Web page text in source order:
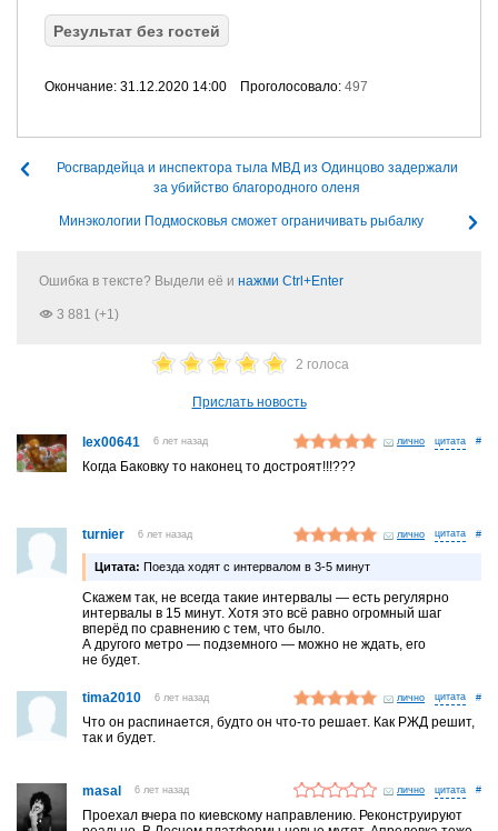
Результат без гостей
Окончание: 31.12.2020 14:00 Проголосовало: 497
Росгвардейца и инспектора тыла МВД из Одинцово задержали
за убийство благородного оленя
Минэкологии Подмосковья сможет ограничивать рыбалку
Ошибка в тексте? Выдели её и нажми Ctrl+Enter
3 881 (+1)
2 голоса
Прислать новость
lex00641 6 лет назад лично #
Когда Баковку то наконец то достроят!!!???
turnier 6 лет назад лично #
Цитата: Поезда ходят с интервалом в 3-5 минут
Скажем так, не всегда такие интервалы — есть регулярно
интервалы в 15 минут. Хотя это всё равно огромный шаг
вперёд по сравнению с тем, что было.
А другого метро — подземного — можно не ждать, его
не будет.
tima2010 6 лет назад лично #
Что он распинается, будто он что-то решает. Как РЖД решит,
так и будет.
masal 6 лет назад лично #
Проехал вчера по киевскому направлению. Реконструируют